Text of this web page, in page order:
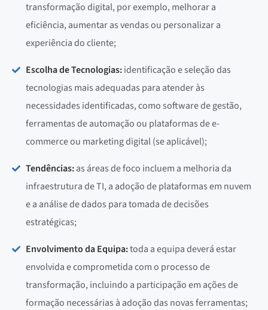
transformação digital, por exemplo, melhorar a
eficiência, aumentar as vendas ou personalizar a
experiência do cliente;
Escolha de Tecnologias:identificação e seleção das
tecnologias mais adequadas para atender às
necessidades identificadas, como software de gestão,
ferramentas de automação ou plataformas de e-
commerce ou marketing digital (se aplicável);
Tendências:as áreas de foco incluem a melhoria da
infraestrutura de TI, a adoção de plataformas em nuvem
e a análise de dados para tomada de decisões
estratégicas;
Envolvimento da Equipa:toda a equipa deverá estar
envolvida e comprometida com o processo de
transformação, incluindo a participação em ações de
formação necessárias à adoção das novas ferramentas;